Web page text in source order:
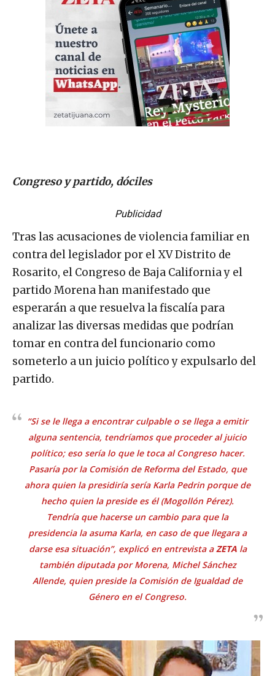
Congreso y partido, dóciles
Publicidad
Tras las acusaciones de violencia familiar en
contra del legislador por el XV Distrito de
Rosarito, el Congreso de Baja California y el
partido Morena han manifestado que
esperarán a que resuelva la fiscalía para
analizar las diversas medidas que podrían
tomar en contra del funcionario como
someterlo a un juicio político y expulsarlo del
partido.
“Si se le llega a encontrar culpable o se llega a emitir
alguna sentencia, tendríamos que proceder al juicio
político; eso sería lo que le toca al Congreso hacer.
Pasaría por la Comisión de Reforma del Estado, que
ahora quien la presidiría sería Karla Pedrin porque de
hecho quien la preside es él (Mogollón Pérez).
Tendría que hacerse un cambio para que la
presidencia la asuma Karla, en caso de que llegara a
darse esa situación”, explicó en entrevista aZETA la
también diputada por Morena, Michel Sánchez
Allende, quien preside la Comisión de Igualdad de
Género en el Congreso.